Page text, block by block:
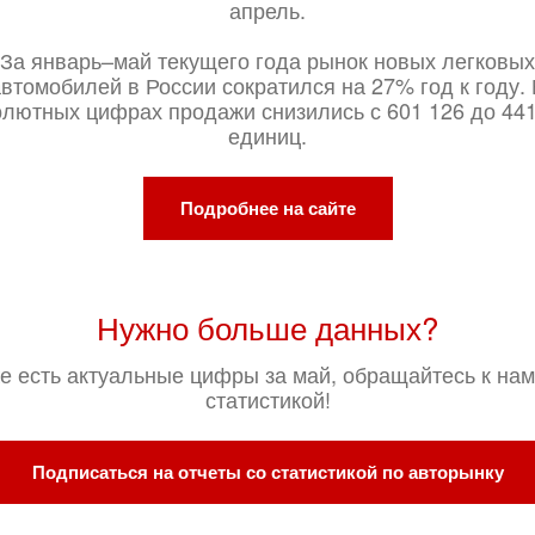
апрель.
За январь–май текущего года рынок новых легковых
в России сократился на 27% год к году.
цифрах продажи снизились с 601 126 до
единиц.
Подробнее на сайте
Нужно больше данных?
есть актуальные цифры за май, обращайтесь к
статистикой!
Подписаться на отчеты со статистикой по авторынку